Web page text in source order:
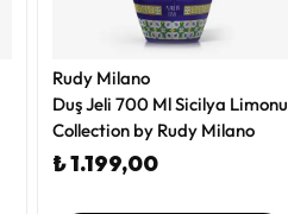
Rudy Milano
Duş Jeli 700 Ml Sicilya Limonu
Collection by Rudy Milano
₺ 1.199,00